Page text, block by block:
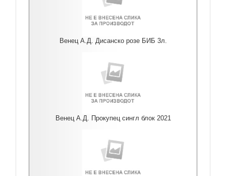
Венец А.Д. Дисанско розе БИБ 3л.
Венец А.Д. Прокупец сингл блок 2021